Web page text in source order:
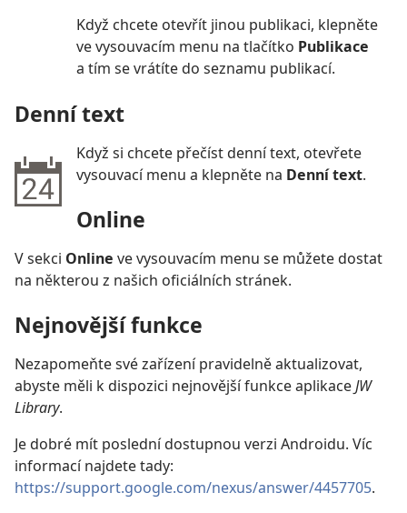
Když chcete otevřít jinou publikaci, klepněte
ve vysouvacím menu na tlačítko Publikace
a tím se vrátíte do seznamu publikací.
Denní text
Když si chcete přečíst denní text, otevřete
vysouvací menu a klepněte na Denní text.
Online
V sekci Online ve vysouvacím menu se můžete dostat
na některou z našich oficiálních stránek.
Nejnovější funkce
Nezapomeňte své zařízení pravidelně aktualizovat,
abyste měli k dispozici nejnovější funkce aplikaceJW
Library.
Je dobré mít poslední dostupnou verzi Androidu. Víc
informací najdete tady:
https://support.google.com/nexus/answer/4457705.